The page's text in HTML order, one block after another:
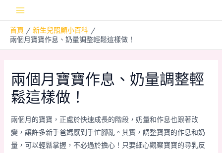
Menu
首頁
新生兒照顧小百科
兩個月寶寶作息、奶量調整輕鬆這樣做！
兩個月寶寶作息、奶量調整輕
鬆這樣做！
兩個月的寶寶，正處於快速成長的階段，奶量和作息也跟著改
變，讓許多新手爸媽感到手忙腳亂。其實，調整寶寶的作息和奶
量，可以輕鬆掌握，不必過於擔心！只要細心觀察寶寶的尋乳反